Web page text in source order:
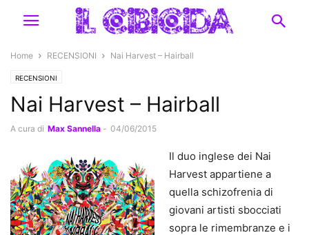
Home RECENSIONI Nai Harvest – Hairball
RECENSIONI
Nai Harvest – Hairball
A cura di Max Sannella - 04/06/2015
Il duo inglese dei Nai
Harvest appartiene a
quella schizofrenia di
giovani artisti sbocciati
sopra le rimembranze e i